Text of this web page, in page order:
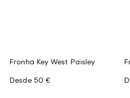
Fronha Key West Paisley
Desde 50 €